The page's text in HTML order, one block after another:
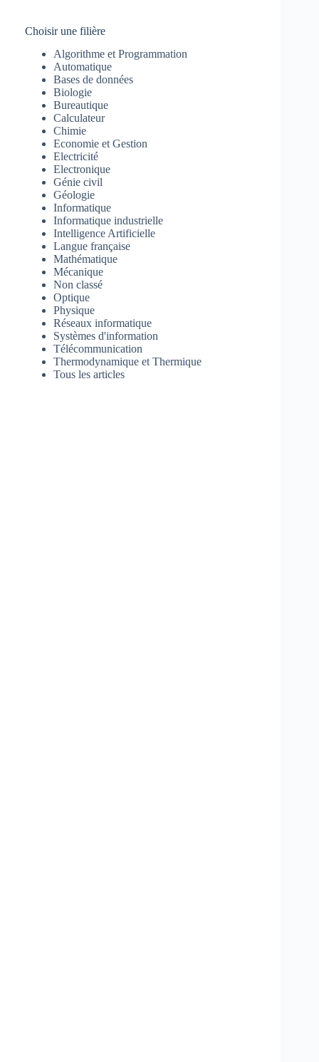
Choisir une filière
Algorithme et Programmation
Automatique
Bases de données
Biologie
Bureautique
Calculateur
Chimie
Economie et Gestion
Electricité
Electronique
Génie civil
Géologie
Informatique
Informatique industrielle
Intelligence Artificielle
Langue française
Mathématique
Mécanique
Non classé
Optique
Physique
Réseaux informatique
Systèmes d'information
Télécommunication
Thermodynamique et Thermique
Tous les articles